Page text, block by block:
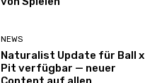
NEWS
Naturalist Update für Ball x
Pit verfügbar — neuer